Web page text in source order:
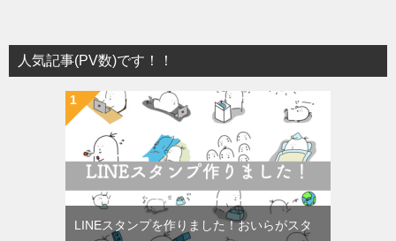
人気記事(PV数)です！！
LINEスタンプを作りました！おいらがスタ